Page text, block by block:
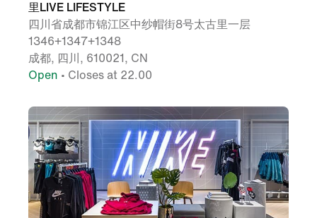
里LIVE LIFESTYLE
四川省成都市锦江区中纱帽街8号太古里一层
1346+1347+1348
成都, 四川, 610021, CN
Open • Closes at 22.00